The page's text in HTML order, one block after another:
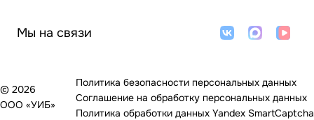
Мы на связи
© 2026
ООО «УИБ»
Политика безопасности персональных данных
Соглашение на обработку персональных данных
Политика обработки данных Yandex SmartCaptcha